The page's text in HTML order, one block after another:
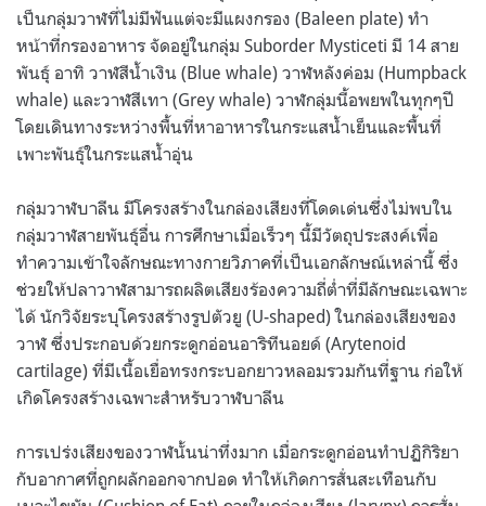
เป็นกลุ่มวาฬที่ไม่มีฟันแต่จะมีแผงกรอง (Baleen plate) ทำ
หน้าที่กรองอาหาร จัดอยู่ในกลุ่ม Suborder Mysticeti มี 14 สาย
พันธุ์ อาทิ วาฬสีน้ำเงิน (Blue whale) วาฬหลังค่อม (Humpback
whale) และวาฬสีเทา (Grey whale) วาฬกลุ่มนี้อพยพในทุกๆปี
โดยเดินทางระหว่างพื้นที่หาอาหารในกระแสน้ำเย็นและพื้นที่
เพาะพันธุ์ในกระแสน้ำอุ่น
กลุ่มวาฬบาลีน มีโครงสร้างในกล่องเสียงที่โดดเด่นซึ่งไม่พบใน
กลุ่มวาฬสายพันธุ์อื่น การศึกษาเมื่อเร็วๆ นี้มีวัตถุประสงค์เพื่อ
ทำความเข้าใจลักษณะทางกายวิภาคที่เป็นเอกลักษณ์เหล่านี้ ซึ่ง
ช่วยให้ปลาวาฬสามารถผลิตเสียงร้องความถี่ต่ำที่มีลักษณะเฉพาะ
ได้ นักวิจัยระบุโครงสร้างรูปตัวยู (U-shaped) ในกล่องเสียงของ
วาฬ ซึ่งประกอบด้วยกระดูกอ่อนอาริทีนอยด์ (Arytenoid
cartilage) ที่มีเนื้อเยื่อทรงกระบอกยาวหลอมรวมกันที่ฐาน ก่อให้
เกิดโครงสร้างเฉพาะสำหรับวาฬบาลีน
การเปร่งเสียงของวาฬนั้นน่าทึ่งมาก เมื่อกระดูกอ่อนทำปฏิกิริยา
กับอากาศที่ถูกผลักออกจากปอด ทำให้เกิดการสั่นสะเทือนกับ